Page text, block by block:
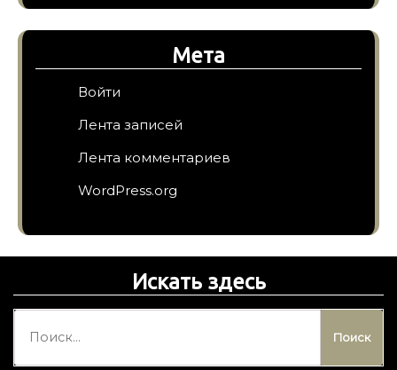
Мета
Войти
Лента записей
Лента комментариев
WordPress.org
Искать здесь
й